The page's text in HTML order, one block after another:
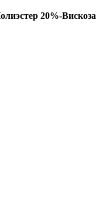
20%-Вискоза